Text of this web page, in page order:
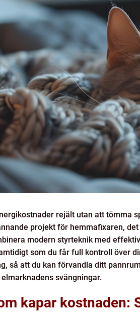
rejält utan att tömma
projekt för hemmafixaren,
modern styrteknik med
som du får full kontroll över
så att du kan förvandla ditt
svängningar.
kapar kostnaden: